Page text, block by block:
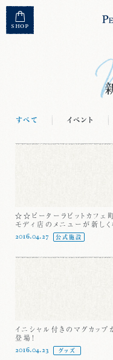
SHOP
すべて イベント
☆☆ピーターラビットカフェ
モディ店のメニューが新しく
ます！☆☆
2016.04.27 公式施設
イニシャル付きのマグカップ
登場！
2016.04.23 グッズ